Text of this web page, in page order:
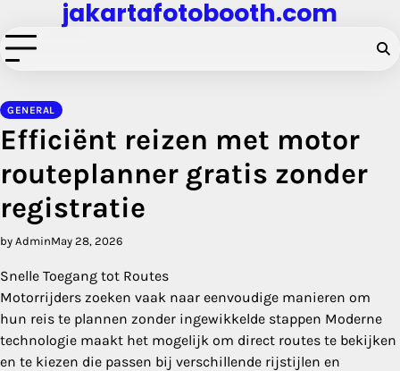
to
content
jakartafotobooth.com
GENERAL
Efficiënt reizen met motor
routeplanner gratis zonder
registratie
by AdminMay 28, 2026
Snelle Toegang tot Routes
Motorrijders zoeken vaak naar eenvoudige manieren om
hun reis te plannen zonder ingewikkelde stappen Moderne
technologie maakt het mogelijk om direct routes te bekijken
en te kiezen die passen bij verschillende rijstijlen en